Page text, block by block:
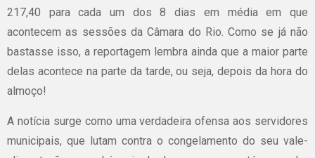
217,40 para cada um dos 8 dias em média em que
acontecem as sessões da Câmara do Rio. Como se já não
bastasse isso, a reportagem lembra ainda que a maior parte
delas acontece na parte da tarde, ou seja, depois da hora do
almoço!
A notícia surge como uma verdadeira ofensa aos servidores
municipais, que lutam contra o congelamento do seu vale-